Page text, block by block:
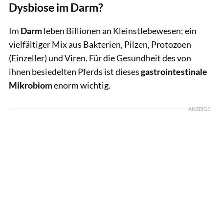
Dysbiose im Darm?
Im Darmleben Billionen an Kleinstlebewesen; ein
vielfältiger Mix aus Bakterien, Pilzen, Protozoen
(Einzeller) und Viren. Für die Gesundheit des von
ihnen besiedelten Pferds ist diesesgastrointestinale
Mikrobiomenorm wichtig.
ANZEIGE